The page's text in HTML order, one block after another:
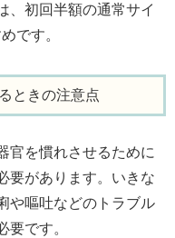
、初回半額の通常サイ
です。
ときの注意点
官を慣れさせるために
要があります。いきな
や嘔吐などのトラブル
要です。